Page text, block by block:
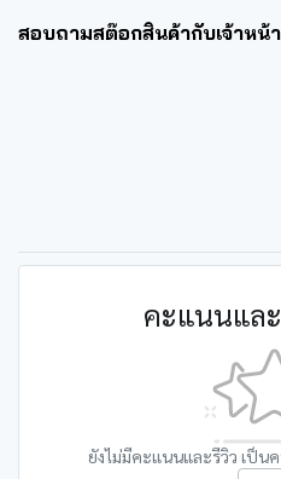
สอบถามสต๊อกสินค้ากับเจ้าหน้
คะแนนแล
ยังไม่มีคะแนนและรีวิว เป็น